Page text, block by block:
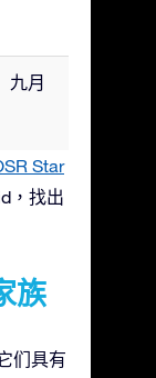
九月
Star
，找出
族
们具有